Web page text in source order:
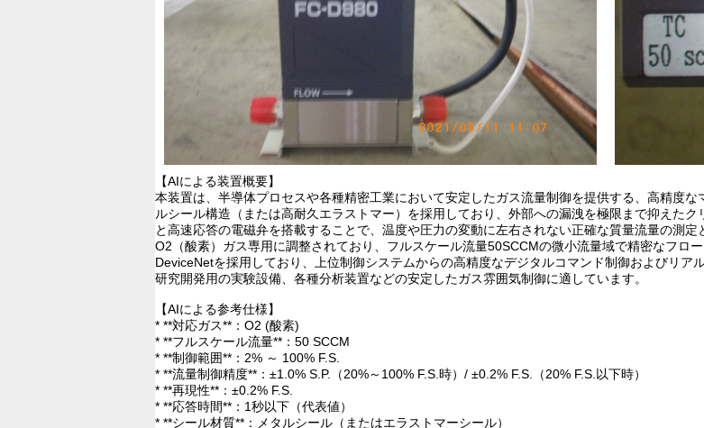
【AIによる装置概要】
本装置は、半導体プロセスや各種精密工業において安定したガス流量制御を提供する、高精度
ルシール構造（または高耐久エラストマー）を採用しており、外部への漏洩を極限まで抑えた
と高速応答の電磁弁を搭載することで、温度や圧力の変動に左右されない正確な質量流量の測
O2（酸素）ガス専用に調整されており、フルスケール流量50SCCMの微小流量域で精密なフロ
DeviceNetを採用しており、上位制御システムからの高精度なデジタルコマンド制御およびリア
研究開発用の実験設備、各種分析装置などの安定したガス雰囲気制御に適しています。
【AIによる参考仕様】
* **対応ガス**：O2 (酸素)
* **フルスケール流量**：50 SCCM
* **制御範囲**：2% ～ 100% F.S.
* **流量制御精度**：±1.0% S.P.（20%～100% F.S.時）/ ±0.2% F.S.（20% F.S.以下時）
* **再現性**：±0.2% F.S.
* **応答時間**：1秒以下（代表値）
* **シール材質**：メタルシール（またはエラストマーシール）